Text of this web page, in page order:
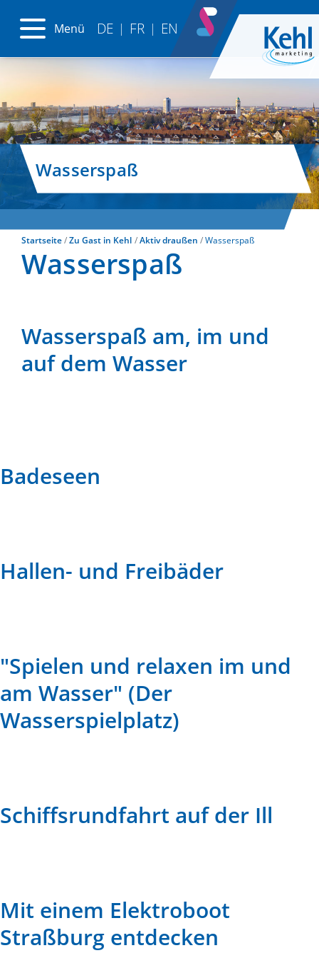
Menü DE | FR | EN
Wasserspaß
Startseite Zu Gast in Kehl Aktiv draußen Wasserspaß
Wasserspaß
Wasserspaß am, im und
auf dem Wasser
Badeseen
Hallen- und Freibäder
"Spielen und relaxen im und
am Wasser" (Der
Wasserspielplatz)
Schiffsrundfahrt auf der Ill
Mit einem Elektroboot
Straßburg entdecken